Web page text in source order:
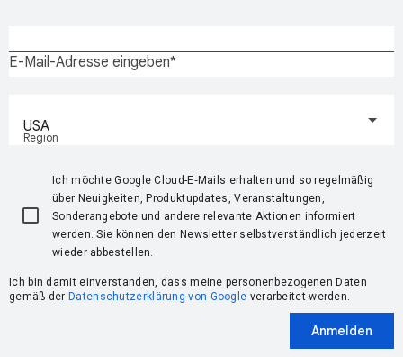
E-Mail-Adresse eingeben
Region
USA
Ich möchte Google Cloud-E‑Mails erhalten und so regelmäßig
über Neuigkeiten, Produktupdates, Veranstaltungen,
Sonderangebote und andere relevante Aktionen informiert
werden. Sie können den Newsletter selbstverständlich jederzeit
wieder abbestellen.
Ich bin damit einverstanden, dass meine personenbezogenen Daten
gemäß der Datenschutzerklärung von Google verarbeitet werden.
Anmelden